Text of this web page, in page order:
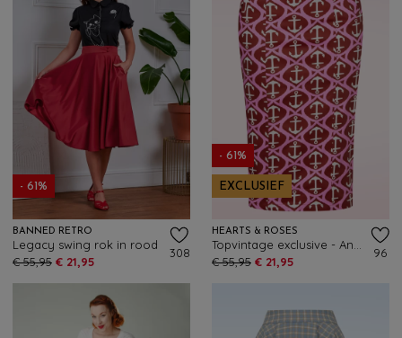
- 61%
BANNED RETRO
Legacy swing rok in rood
€ 55,95 € 21,95
308
- 61%
EXCLUSIEF
HEARTS & ROSES
€ 55,95 € 21,95
96